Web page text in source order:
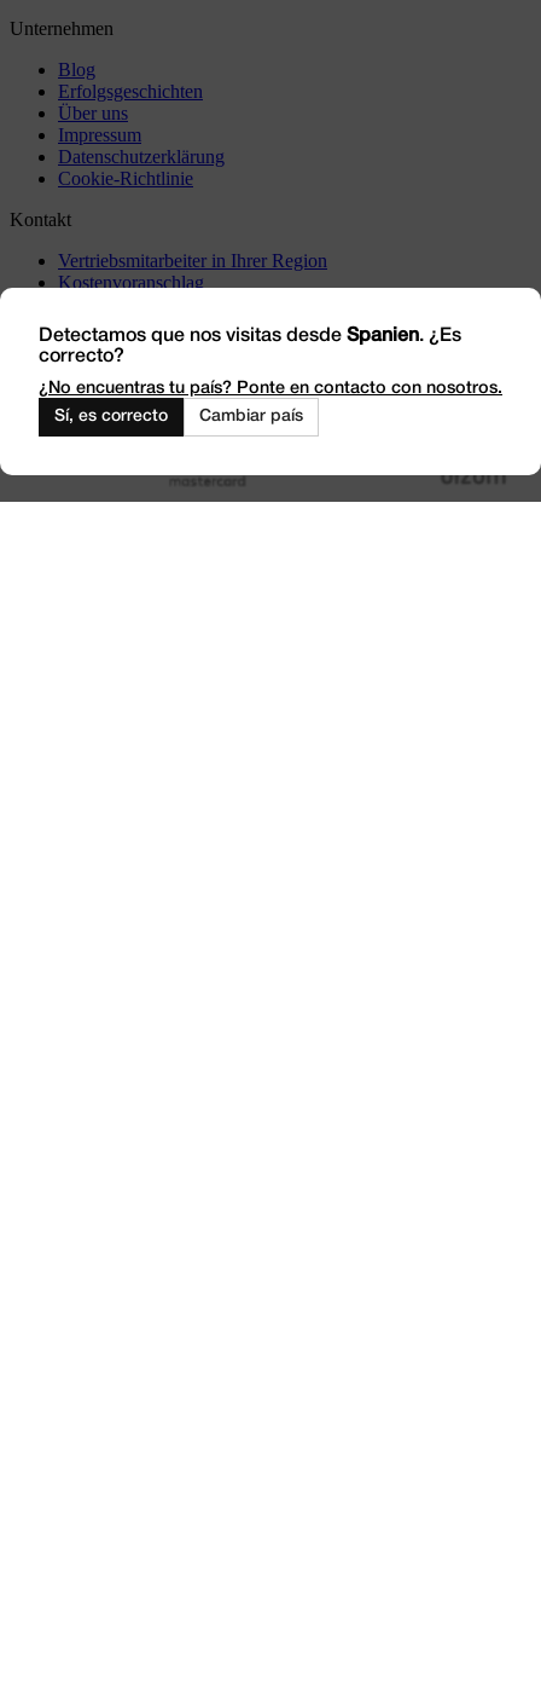
Unternehmen
Blog
Erfolgsgeschichten
Über uns
Impressum
Datenschutzerklärung
Cookie-Richtlinie
Kontakt
Vertriebsmitarbeiter in Ihrer Region
Kostenvoranschlag
Besuchen Sie uns
Arbeiten Sie mit uns
Outlet
Detectamos que nos visitas desde Spanien. ¿Es
correcto?
¿No encuentras tu país? Ponte en contacto con nosotros.
Sí, es correcto
Cambiar país